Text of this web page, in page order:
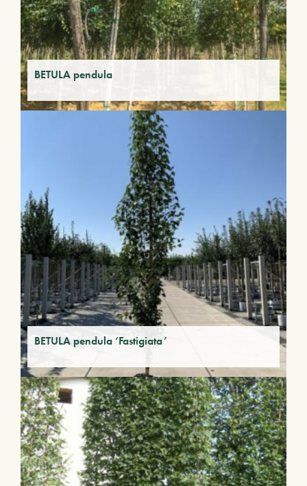
BETULA pendula
BETULA pendula ‘Fastigiata’